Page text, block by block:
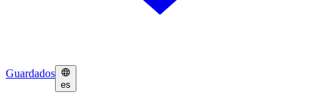
Guardados
es